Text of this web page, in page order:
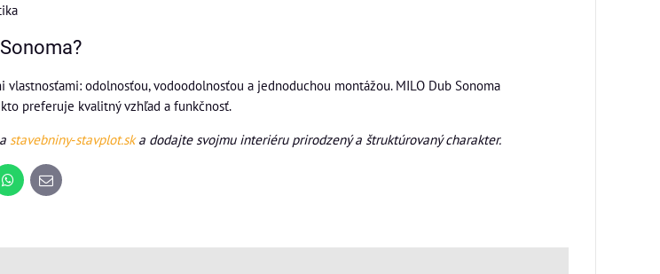
odolnosťou, vodoodolnosťou a jednoduchou montážou. MILO Dub Sonoma
preferuje kvalitný vzhľad a funkčnosť.
stavebniny‑stavplot.ska dodajte svojmu interiéru prirodzený a štruktúrovaný charakter.
WhatsApp
E-
mail